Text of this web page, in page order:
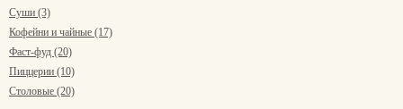
Суши (3)
Кофейни и чайные (17)
Фаст-фуд (20)
Пиццерии (10)
Столовые (20)